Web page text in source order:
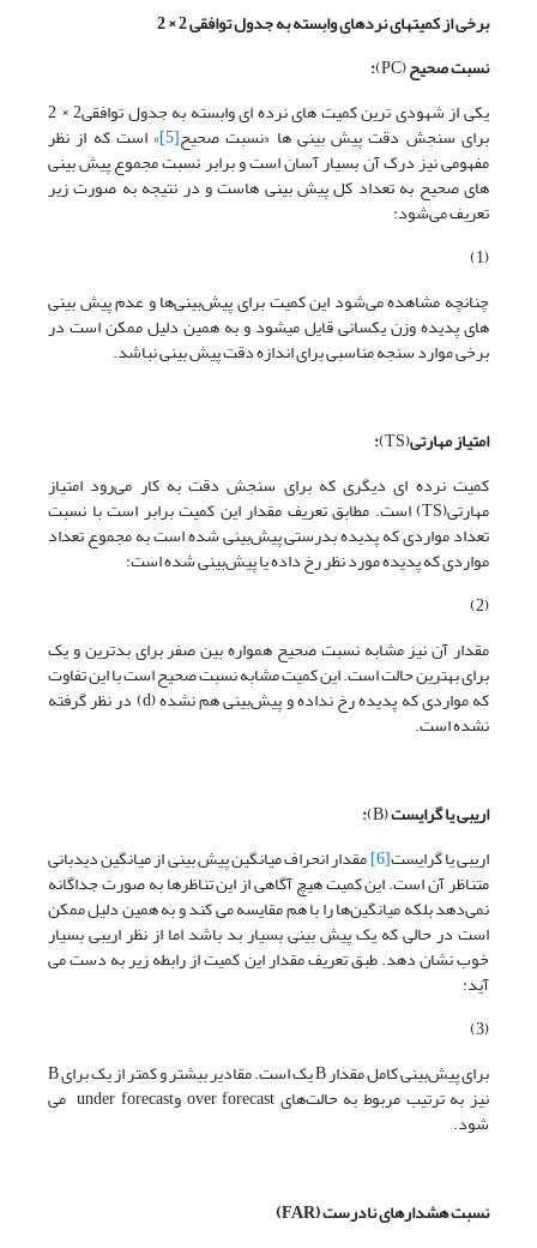
برخی از کمیت­های نرده­ای وابسته به جدول توافقی 2 × 2
نسبت صحیح(PC)
:
یکی از شهودی ترین کمیت های نرده ای وابسته به جدول توافقی2 × 2
برای سنجش دقت پیش بینی ها «نسبت صحیح[5] » است که از نظر
مفهومی نیز درک آن بسیار آسان است و برابر نسبت مجموع پیش بینی
های صحیح به تعداد کل پیش بینی هاست و در نتیجه به صورت زیر
تعریف می‌شود:
(1)
چنانچه مشاهده می‌شود این کمیت برای پیش‌بینی‌ها و عدم پیش بینی
های پدیده وزن یکسانی قایل می­شود و به همین دلیل ممکن است در
برخی موارد سنجه مناسبی برای اندازه دقت پیش بینی نباشد.
امتیاز مهارتی(TS)
:
کمیت نرده ای دیگری که برای سنجش دقت به کار می‌رود امتیاز
مهارتی(TS) است. مطابق تعریف مقدار این کمیت برابر است با نسبت
تعداد مواردی که پدیده بدرستی پیش‌بینی شده است به مجموع تعداد
مواردی که پدیده مورد نظر رخ داده یا پیش‌بینی شده است:
(2)
مقدار آن نیز مشابه نسبت صحیح همواره بین صفر برای بدترین و یک
برای بهترین حالت است. این کمیت مشابه نسبت صحیح است با این تفاوت
که مواردی که پدیده رخ نداده و پیش‌بینی هم نشده (d) در نظر گرفته
نشده است.
اریبی یا گرایست(B)
:
اریبی یا گرایست[6] مقدار انحراف میانگین پیش بینی از میانگین دیدبانی
متناظر آن است. این کمیت هیچ آگاهی از این تناظرها به صورت جداگانه
نمی‌دهد بلکه میانگین‌ها را با هم مقایسه می کند و به همین دلیل ممکن
است در حالی که یک پیش بینی بسیار بد باشد اما از نظر اریبی بسیار
خوب نشان دهد. طبق تعریف مقدار این کمیت از رابطه زیر به دست می
آید:
(3)
برای پیش‌بینی کامل مقدار B یک است. مقادیر بیشتر و کمتر از یک برای B
نیز به ترتیب مربوط به حالت‌های over forecast وunder forecast می
شود.
نسبت هشدارهای نادرست(FAR)